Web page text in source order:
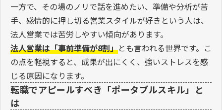
一方で、その場のノリで話を進めたい、準備や分析が苦
手、感情的に押し切る営業スタイルが好きという人は、
法人営業では苦労しやすい傾向があります。
法人営業は「事前準備が8割」とも言われる世界です。こ
の点を軽視すると、成果が出にくく、強いストレスを感
じる原因になります。
転職でアピールすべき「ポータブルスキル」と
は